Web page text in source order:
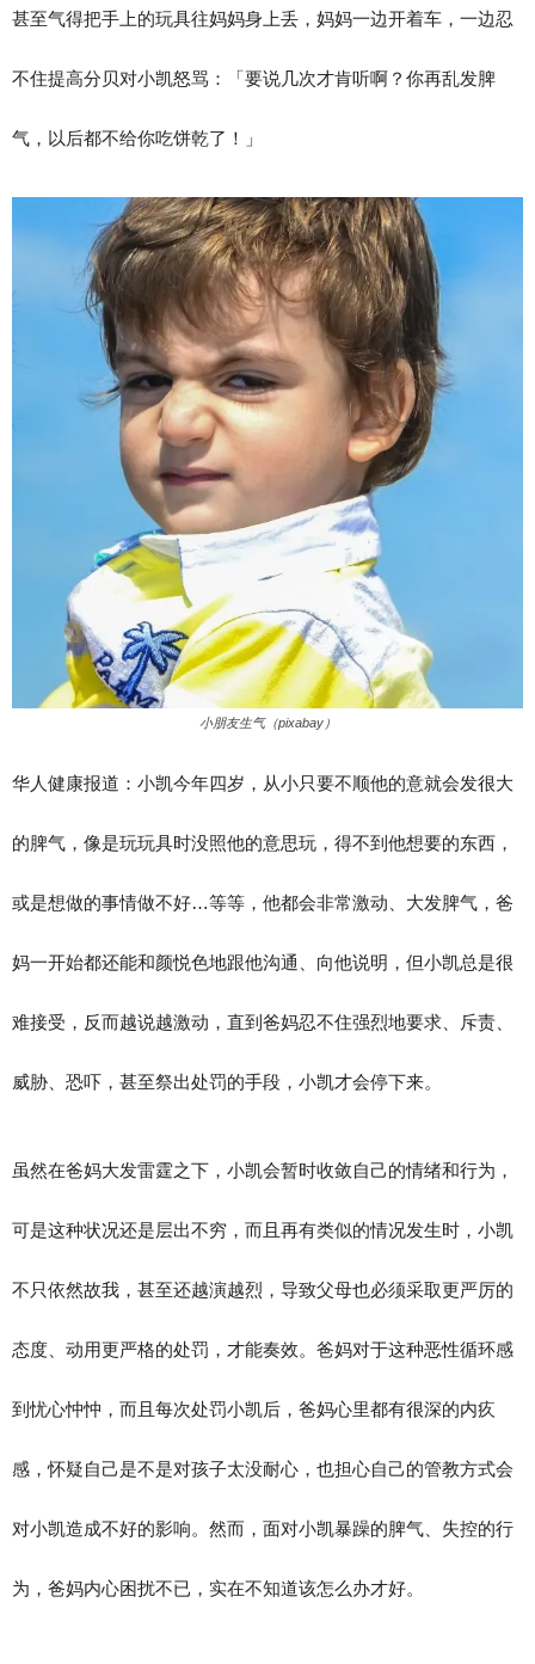
甚至气得把手上的玩具往妈妈身上丢，妈妈一边开着车，一边忍
不住提高分贝对小凯怒骂：「要说几次才肯听啊？你再乱发脾
气，以后都不给你吃饼乾了！」
小朋友生气（pixabay）
华人健康报道：小凯今年四岁，从小只要不顺他的意就会发很大
的脾气，像是玩玩具时没照他的意思玩，得不到他想要的东西，
或是想做的事情做不好…等等，他都会非常激动、大发脾气，爸
妈一开始都还能和颜悦色地跟他沟通、向他说明，但小凯总是很
难接受，反而越说越激动，直到爸妈忍不住强烈地要求、斥责、
威胁、恐吓，甚至祭出处罚的手段，小凯才会停下来。
虽然在爸妈大发雷霆之下，小凯会暂时收敛自己的情绪和行为，
可是这种状况还是层出不穷，而且再有类似的情况发生时，小凯
不只依然故我，甚至还越演越烈，导致父母也必须采取更严厉的
态度、动用更严格的处罚，才能奏效。爸妈对于这种恶性循环感
到忧心忡忡，而且每次处罚小凯后，爸妈心里都有很深的内疚
感，怀疑自己是不是对孩子太没耐心，也担心自己的管教方式会
对小凯造成不好的影响。然而，面对小凯暴躁的脾气、失控的行
为，爸妈内心困扰不已，实在不知道该怎么办才好。